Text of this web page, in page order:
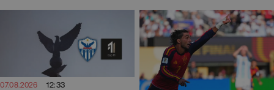
07.08.2026 12:33